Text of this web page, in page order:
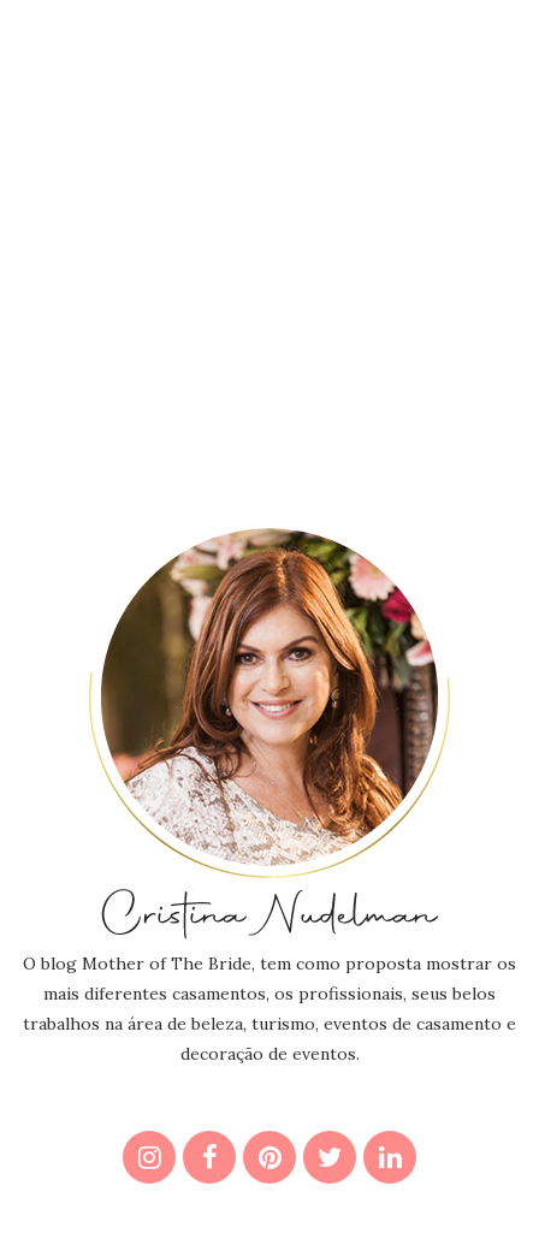
O blog Mother of The Bride, tem como proposta mostrar os
mais diferentes casamentos, os profissionais, seus belos
trabalhos na área de beleza, turismo, eventos de casamento e
decoração de eventos.